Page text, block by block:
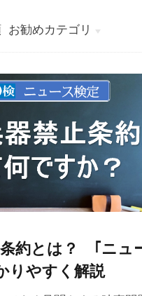
お勧めカテゴリ
投稿
学び
マンガ
電子書籍
約とは？ ｢ニュ
りやすく解説